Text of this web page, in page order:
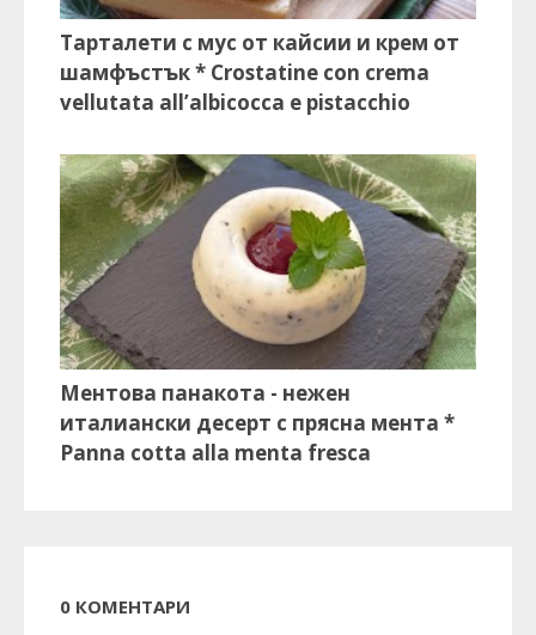
Тарталети с мус от кайсии и крем от
шамфъстък * Crostatine con crema
vellutata all’albicocca e pistacchio
Ментова панакота - нежен
италиански десерт с прясна мента *
Panna cotta alla menta fresca
0 КОМЕНТАРИ